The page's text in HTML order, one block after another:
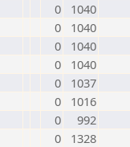
0
1040
0
1040
0
1040
0
1040
0
1037
0
1016
0
992
0
1328